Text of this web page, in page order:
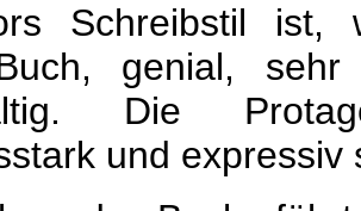
Schreibstil ist,
genial,
Die
und expressiv